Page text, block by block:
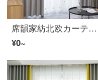
席韻家紡北欧カーテン遮光布の新しいカーテンはシームレスにカーテンをつなぎます。2メートルから深林と鹿を注文して作って、幅1メートル*高さ2.7メートルの単価(四本爪フック)を高くします。
¥0~